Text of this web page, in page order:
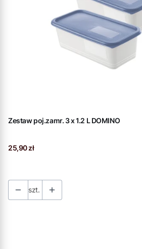
Zestaw poj.zamr. 3 x 1.2 L DOMINO
Cena
25,90 zł
szt.